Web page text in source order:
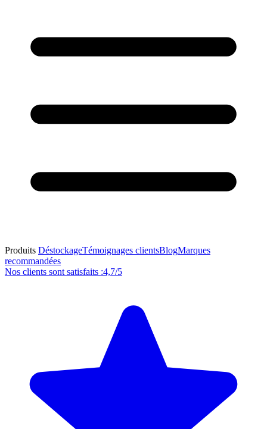
Produits DéstockageTémoignages clientsBlogMarques
recommandées
Nos clients sont satisfaits :4,7/5